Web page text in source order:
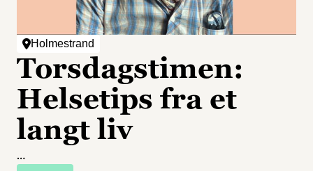
Holmestrand
Torsdagstimen:
Helsetips fra et
langt liv
…